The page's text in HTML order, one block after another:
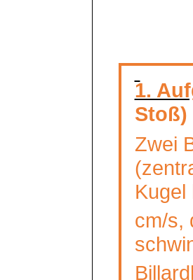
1.
Stoß)
Zwei
Kugel
cm/s,